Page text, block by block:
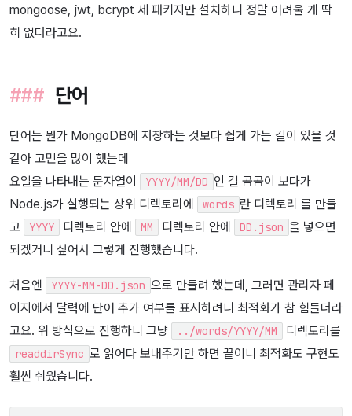
mongoose, jwt, bcrypt 세 패키지만 설치하니 정말 어려울 게 딱
히 없더라고요.
단어
단어는 뭔가 MongoDB에 저장하는 것보다 쉽게 가는 길이 있을 것
같아 고민을 많이 했는데
요일을 나타내는 문자열이
YYYY/MM/DD 인 걸 곰곰이 보다가
Node.js가 실행되는 상위 디렉토리에
words 란 디렉토리 를 만들
고
YYYY 디렉토리 안에 MM 디렉토리 안에 DD.json 을 넣으면
되겠거니 싶어서 그렇게 진행했습니다.
처음엔 YYYY-MM-DD.json 으로 만들려 했는데, 그러면 관리자 페
이지에서 달력에 단어 추가 여부를 표시하려니 최적화가 참 힘들더라
고요. 위 방식으로 진행하니 그냥
../words/YYYY/MM 디렉토리를
readdirSync 로 읽어다 보내주기만 하면 끝이니 최적화도 구현도
훨씬 쉬웠습니다.